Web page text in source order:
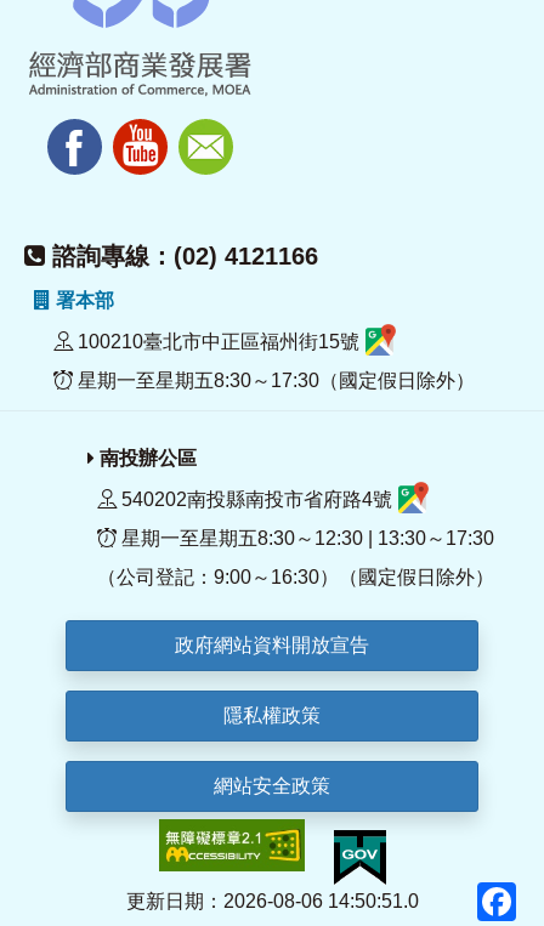
諮詢專線：(02) 4121166
署本部
100210臺北市中正區福州街15號
星期一至星期五8:30～17:30（國定假日除外）
南投辦公區
540202南投縣南投市省府路4號
星期一至星期五8:30～12:30 | 13:30～17:30
（公司登記：9:00～16:30）（國定假日除外）
政府網站資料開放宣告
隱私權政策
網站安全政策
更新日期：2026-08-06 14:50:51.0